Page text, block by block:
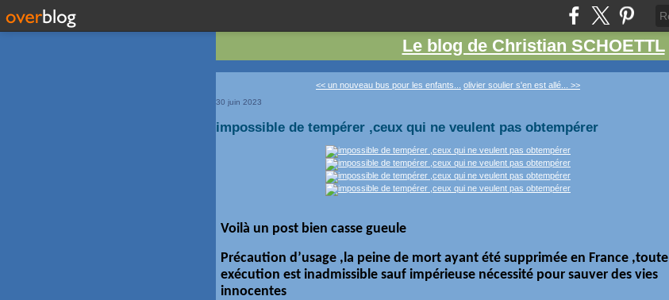
Le blog de Christian SCHOETTL
<< un nouveau bus pour les enfants... olivier soulier s'en est allé... >>
30 juin 2023
impossible de tempérer ,ceux qui ne veulent pas obtempérer
Voilà un post bien casse gueule
Précaution d’usage ,la peine de mort ayant été supprimée en France ,toute
exécution est inadmissible sauf impérieuse nécessité pour sauver des vies
innocentes